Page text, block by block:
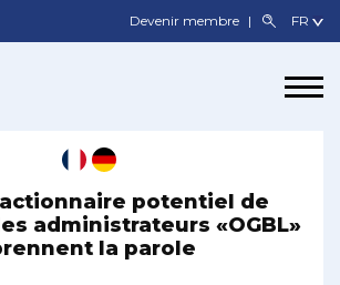
Devenir membre
potentiel de
administrateurs «OGBL»
la parole